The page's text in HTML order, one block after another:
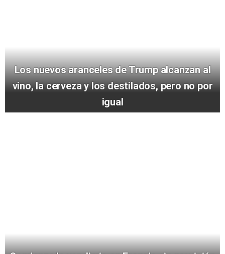
Los nuevos aranceles de Trump alcanzan al
vino, la cerveza y los destilados, pero no por
igual